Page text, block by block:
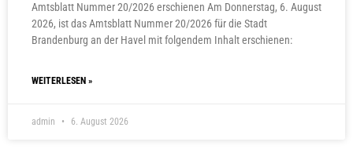
Amtsblatt Nummer 20/2026 erschienen Am Donnerstag, 6. August
2026, ist das Amtsblatt Nummer 20/2026 für die Stadt
Brandenburg an der Havel mit folgendem Inhalt erschienen:
WEITERLESEN »
admin 6. August 2026